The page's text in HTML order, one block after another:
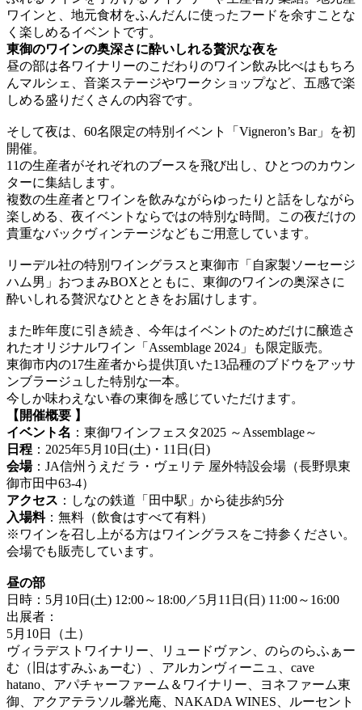
ワインと、地元食材をふんだんに使ったフードを余すことな
く楽しめるイベントです。
東御のワインの奥深さに酔いしれる贅沢な夜を
昼の部は各ワイナリーのこだわりのワイン飲み比べはもちろ
んマルシェ、音楽ステージやワークショップなど、五感で楽
しめる盛りだくさんの内容です。
そして夜は、60名限定の特別イベント「Vigneron’s Bar」を初
開催。
11の生産者がそれぞれのブースを飛び出し、ひとつのカウン
ターに集結します。
複数の生産者とワインを飲みながらゆったりと話をしながら
楽しめる、夜イベントならではの特別な時間。この夜だけの
貴重なバックヴィンテージなどもご用意しています。
リーデル社の特別ワイングラスと東御市「自家製ソーセージ
ハム男」おつまみBOXとともに、東御のワインの奥深さに
酔いしれる贅沢なひとときをお届けします。
また昨年度に引き続き、今年はイベントのためだけに醸造さ
れたオリジナルワイン「Assemblage 2024」も限定販売。
東御市内の17生産者から提供頂いた13品種のブドウをアッサ
ンブラージュした特別な一本。
今しか味わえない春の東御を感じていただけます。
【開催概要 】
イベント名 ：東御ワインフェスタ2025 ～Assemblage～
日程 ：2025年5月10日(土)・11日(日)
会場：JA信州うえだ ラ・ヴェリテ 屋外特設会場（長野県東
御市田中63-4）
アクセス ：しなの鉄道「田中駅」から徒歩約5分
入場料：無料（飲食はすべて有料）
※ワインを召し上がる方はワイングラスをご持参ください。
会場でも販売しています。
昼の部
日時：5月10日(土) 12:00～18:00／5月11日(日) 11:00～16:00
出展者：
5月10日（土）
ヴィラデストワイナリー、リュードヴァン、のらのらふぁー
む（旧はすみふぁーむ）、アルカンヴィーニュ、cave
hatano、アパチャーファーム＆ワイナリー、ヨネファーム東
御、アクアテラソル馨光庵、NAKADA WINES、ルーセント